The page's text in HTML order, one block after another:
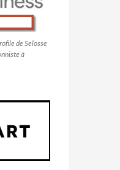
de Selosse
à